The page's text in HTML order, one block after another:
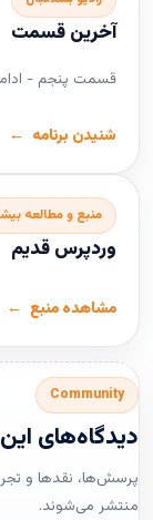
آخرین قسمت
قسمت پنجم -
شنیدن برنامه
منبع و مطالعه
وردپرس قدیم
مشاهده منبع
Community
دیدگاه‌های
پرسش‌ها، نقدها و
منتشر می‌شوند.